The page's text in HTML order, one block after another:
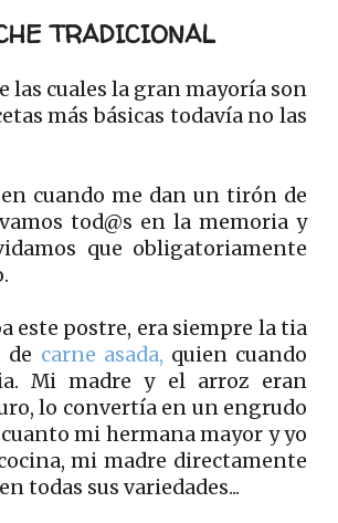
TRADICIONAL
las cuales la gran mayoría son
más básicas todavía no las
cuando me dan un tirón de
tod@s en la memoria y
que obligatoriamente
este postre, era siempre la tia
de carne asada, quien cuando
Mi madre y el arroz eran
lo convertía en un engrudo
mi hermana mayor y yo
mi madre directamente
todas sus variedades...